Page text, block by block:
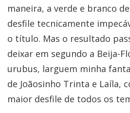
maneira, a verde e branco
desfile tecnicamente
o título. Mas o resultado
deixar em segundo a Beija-
urubus, larguem minha
de Joãosinho Trinta e Laíla,
maior desfile de todos os